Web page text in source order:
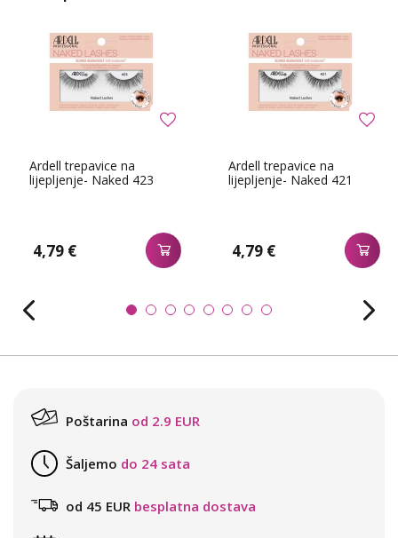
Ardell trepavice na
lijepljenje- Naked 423
4,79 €
Ardell trepavice na
lijepljenje- Naked 421
4,79 €
Poštarina od 2.9 EUR
Šaljemo do 24 sata
od 45 EUR besplatna dostava